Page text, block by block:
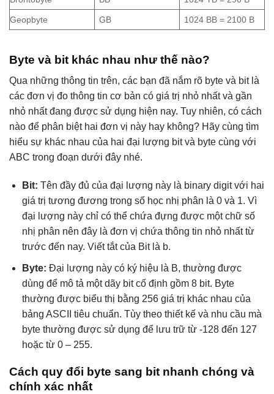
Geopbyte GB 1024 BB = 2100 B
Byte và bit khác nhau như thế nào?
Qua những thông tin trên, các bạn đã nắm rõ byte và bit là
các đơn vị đo thông tin cơ bản có giá trị nhỏ nhất và gần
nhỏ nhất đang được sử dụng hiện nay. Tuy nhiên, có cách
nào để phân biệt hai đơn vị này hay không? Hãy cùng tìm
hiểu sự khác nhau của hai đại lượng bit và byte cùng với
ABC trong đoạn dưới đây nhé.
Bit: Tên đầy đủ của đại lượng này là binary digit với hai
giá trị tương đương trong số học nhị phân là 0 và 1. Vì
đại lượng này chỉ có thể chứa đựng được một chữ số
nhị phân nên đây là đơn vị chứa thông tin nhỏ nhất từ
trước đến nay. Viết tắt của Bit là b.
Byte: Đại lượng này có ký hiệu là B, thường được
dùng để mô tả một dãy bit cố định gồm 8 bit. Byte
thường được biểu thị bằng 256 giá trị khác nhau của
bảng ASCII tiêu chuẩn. Tùy theo thiết kế và nhu cầu mà
byte thường được sử dụng để lưu trữ từ -128 đến 127
hoặc từ 0 – 255.
Cách quy đổi byte sang bit nhanh chóng và
chính xác nhất